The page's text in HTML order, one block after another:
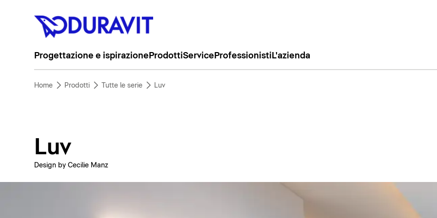
Progettazione e ispirazione ProdottiService Professionisti L'azienda
Home Prodotti Tutte le serie Luv
Luv
Design by Cecilie Manz